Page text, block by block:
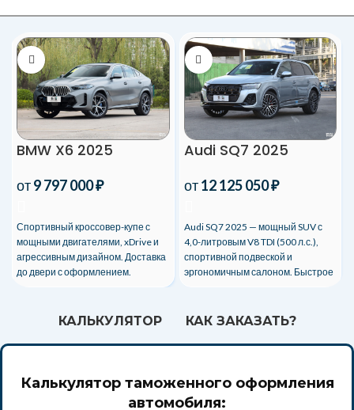
BMW X6 2025
от9 797 000₽
Спортивный кроссовер-купе с
мощными двигателями, xDrive и
агрессивным дизайном. Доставка
до двери с оформлением.
Audi SQ7 2025
от12 125 050₽
Audi SQ7 2025 — мощный SUV с
4,0-литровым V8 TDI (500 л.с.),
спортивной подвеской и
эргономичным салоном. Быстрое
КАЛЬКУЛЯТОР КАК ЗАКАЗАТЬ?
Калькулятор таможенного оформления
автомобиля: